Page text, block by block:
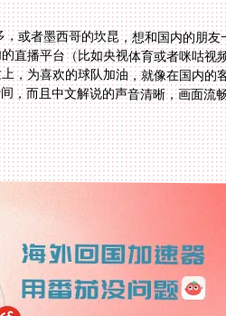
或者墨西哥的坎昆，想和国内的朋友
直播平台（比如央视体育或者咪咕视
围坐在沙发上，为喜欢的球队加油，就像在国
，而且中文解说的声音清晰，画面流